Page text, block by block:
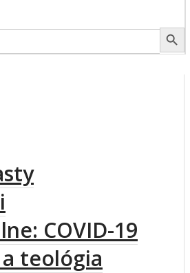
Search Button
COVID-19
teológia